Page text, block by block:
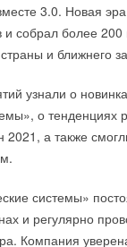
3.0. Новая
и собрал более
и ближнего
узнали о
о тенденциях
2021, а также
системы»
и регулярно
Компания
мировой концерн
— как дочернее
Системы
«ВТБ-
вентилятора или
лучше всего
визг